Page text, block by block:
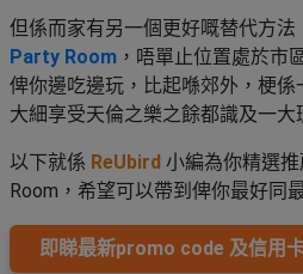
蛋
糕
花
束
及
花
藝
禮
友
聚
會
慶
祝
生
日
略
活
動
攻
會
員
計
劃
會
處
#
美
子
好
但係而家有另一個更好嘅替代方法
Party Room ，唔單止位置處於市
俾你邊吃邊玩，比起喺郊外，梗
大細享受天倫之樂之餘都識及一大
以下就係 ReUbird 小編為你精選
Room，希望可以帶到俾你最好同
即睇最新promo code 及信用